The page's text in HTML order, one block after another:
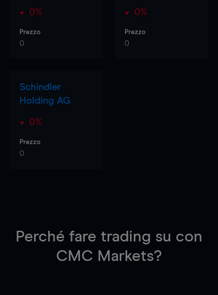
0%
Prezzo
0
0%
Prezzo
0
Schindler
Holding AG
0%
Prezzo
0
Perché fare trading su con
CMC Markets?